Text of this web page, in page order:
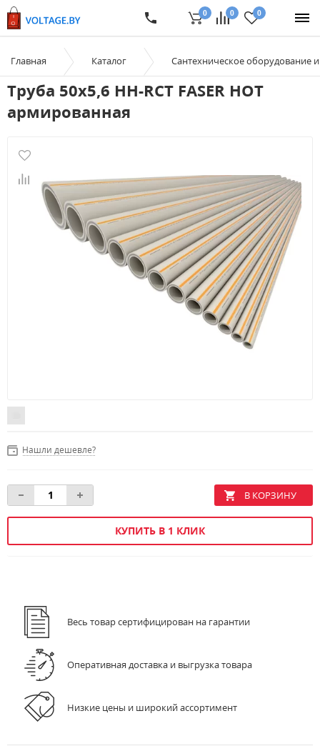
0 0 0
Главная Каталог Сантехническое оборудование
Труба 50х5,6 HH-RCT FASER HOT
армированная
Нашли дешевле?
КУПИТЬ В 1 КЛИК
Весь товар сертифицирован на гарантии
Оперативная доставка и выгрузка товара
Низкие цены и широкий ассортимент